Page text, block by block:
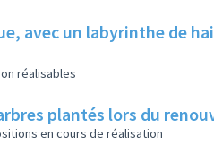
avec un labyrinthe de
réalisables
arbres plantés lors du
en cours de réalisation